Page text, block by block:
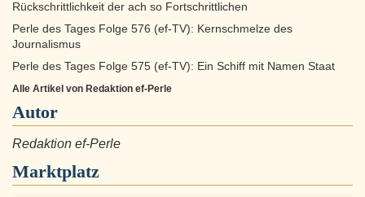
Rückschrittlichkeit der ach so Fortschrittlichen
Perle des Tages Folge 576 (ef-TV): Kernschmelze des
Journalismus
Perle des Tages Folge 575 (ef-TV): Ein Schiff mit Namen Staat
Alle Artikel von Redaktion ef-Perle
Autor
Redaktion ef-Perle
Marktplatz